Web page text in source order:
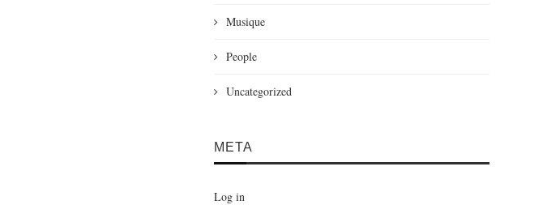
Musique
People
Uncategorized
META
Log in